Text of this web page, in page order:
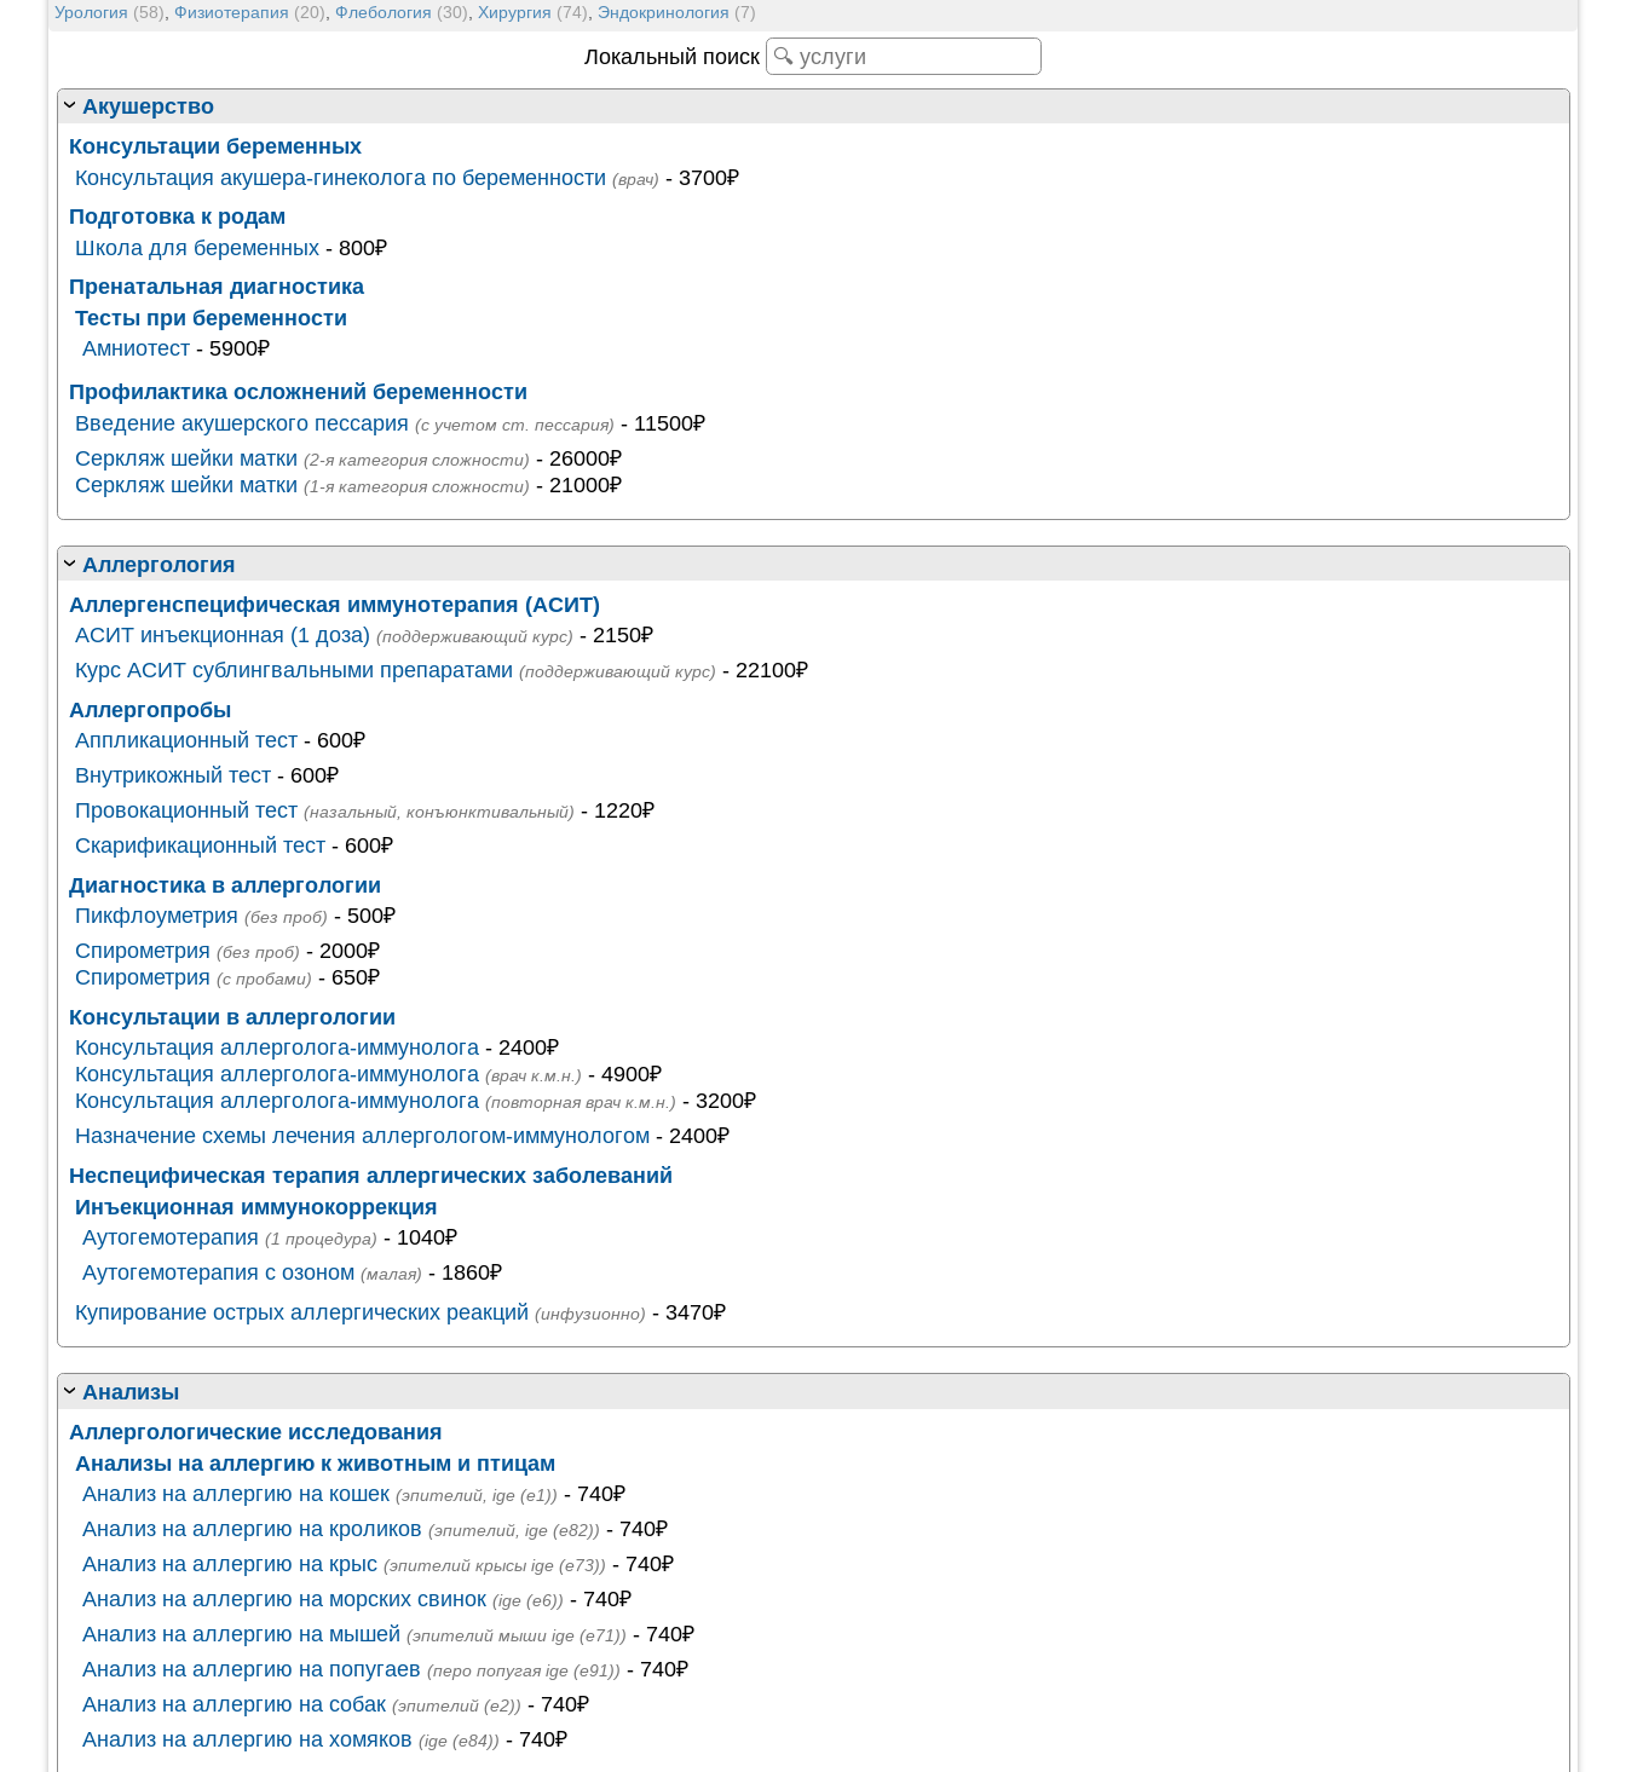
Урология (58) Физиотерапия (20) Флебология (30) Хирургия (74) Эндокринология (7)
Локальный поиск
Акушерство
Консультации беременных
Консультация акушера-гинеколога по беременности (врач) - 3700₽
Подготовка к родам
Школа для беременных - 800₽
Пренатальная диагностика
Тесты при беременности
Амниотест- 5900₽
Профилактика осложнений беременности
Введение акушерского пессария (с учетом ст. пессария) - 11500₽
Серкляж шейки матки (2-я категория сложности) - 26000₽
Серкляж шейки матки (1-я категория сложности) - 21000₽
Аллергология
Аллергенспецифическая иммунотерапия (АСИТ)
АСИТ инъекционная (1 доза) (поддерживающий курс) - 2150₽
Курс АСИТ сублингвальными препаратами (поддерживающий курс) - 22100₽
Аллергопробы
Аппликационный тест - 600₽
Внутрикожный тест - 600₽
Провокационный тест (назальный, конъюнктивальный) - 1220₽
Скарификационный тест - 600₽
Диагностика в аллергологии
Пикфлоуметрия (без проб) - 500₽
Спирометрия (без проб) - 2000₽
Спирометрия (с пробами) - 650₽
Консультации в аллергологии
Консультация аллерголога-иммунолога - 2400₽
Консультация аллерголога-иммунолога (врач к.м.н.) - 4900₽
Консультация аллерголога-иммунолога (повторная врач к.м.н.) - 3200₽
Назначение схемы лечения аллергологом-иммунологом - 2400₽
Неспецифическая терапия аллергических заболеваний
Инъекционная иммунокоррекция
Аутогемотерапия (1 процедура) - 1040₽
Аутогемотерапия с озоном (малая) - 1860₽
Купирование острых аллергических реакций (инфузионно) - 3470₽
Анализы
Аллергологические исследования
Анализы на аллергию к животным и птицам
Анализ на аллергию на кошек (эпителий, ige (е1)) - 740₽
Анализ на аллергию на кроликов (эпителий, ige (e82)) - 740₽
Анализ на аллергию на крыс (эпителий крысы ige (e73)) - 740₽
Анализ на аллергию на морских свинок (ige (e6)) - 740₽
Анализ на аллергию на мышей (эпителий мыши ige (e71)) - 740₽
Анализ на аллергию на попугаев (перо попугая ige (e91)) - 740₽
Анализ на аллергию на собак (эпителий (е2)) - 740₽
Анализ на аллергию на хомяков (ige (e84)) - 740₽